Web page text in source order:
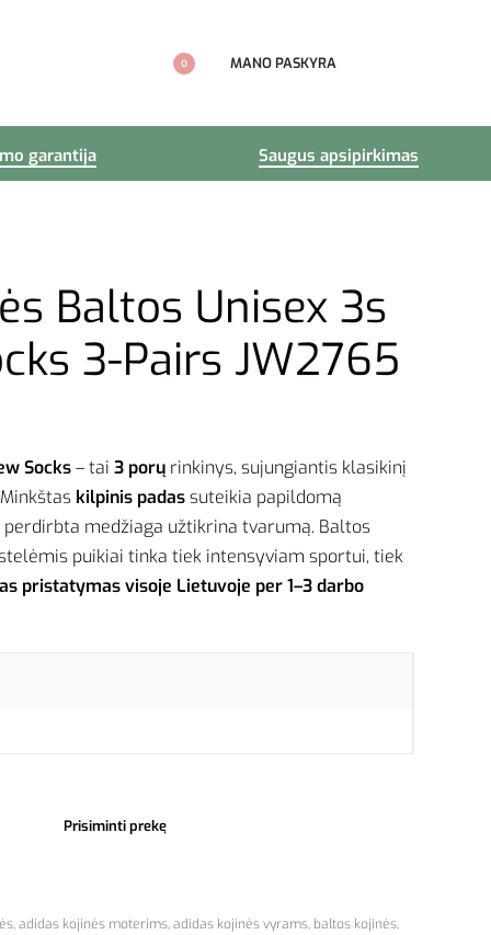
0 MANO PASKYRA
garantija Saugus apsipirkimas
Baltos Unisex 3s
3-Pairs JW2765
Socks– tai 3 porų rinkinys, sujungiantis klasikinį
kilpinis padassuteikia papildomą
medžiaga užtikrina tvarumą. Baltos
puikiai tinka tiek intensyviam sportui, tiek
pristatymas visoje Lietuvoje per 1–3 darbo
Prisiminti prekę
,adidas kojinės moterims,adidas kojinės vyrams, baltos kojinės,